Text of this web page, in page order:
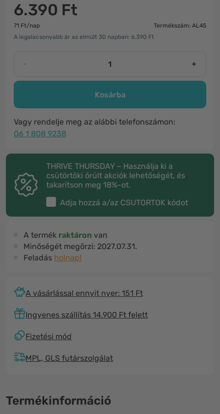
6.390 Ft
71 Ft/nap
Termékszám: AL45
A legalacsonyabb ár az elmúlt 30 napban: 6.390 Ft
- +
Kosárba
Vagy rendelje meg az alábbi telefonszámon:
06 1 808 9238
THRIVE THURSDAY – Használja ki a
csütörtöki őrült akciók lehetőségét, és
takarítson meg 18%-ot.
Adja hozzá a/az CSUTORTOK kódot
A termék raktáron van
Minőségét megőrzi: 2027.07.31.
Feladás holnap!
A vásárlással ennyit nyer: 151 Ft
Ingyenes szállítás 14.900 Ft felett
Fizetési mód
MPL, GLS futárszolgálat
Termékinformáció